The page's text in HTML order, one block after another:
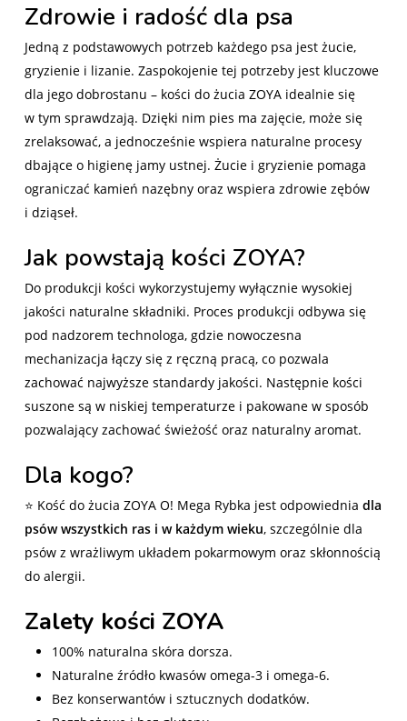
Zdrowie i radość dla psa
Jedną z podstawowych potrzeb każdego psa jest żucie,
gryzienie i lizanie. Zaspokojenie tej potrzeby jest kluczowe
dla jego dobrostanu – kości do żucia ZOYA idealnie się
w tym sprawdzają. Dzięki nim pies ma zajęcie, może się
zrelaksować, a jednocześnie wspiera naturalne procesy
dbające o higienę jamy ustnej. Żucie i gryzienie pomaga
ograniczać kamień nazębny oraz wspiera zdrowie zębów
i dziąseł.
Jak powstają kości ZOYA?
Do produkcji kości wykorzystujemy wyłącznie wysokiej
jakości naturalne składniki. Proces produkcji odbywa się
pod nadzorem technologa, gdzie nowoczesna
mechanizacja łączy się z ręczną pracą, co pozwala
zachować najwyższe standardy jakości. Następnie kości
suszone są w niskiej temperaturze i pakowane w sposób
pozwalający zachować świeżość oraz naturalny aromat.
Dla kogo?
⭐ Kość do żucia ZOYA O! Mega Rybka jest odpowiednia dla
psów wszystkich ras i w każdym wieku, szczególnie dla
psów z wrażliwym układem pokarmowym oraz skłonnością
do alergii.
Zalety kości ZOYA
100% naturalna skóra dorsza.
Naturalne źródło kwasów omega-3 i omega-6.
Bez konserwantów i sztucznych dodatków.